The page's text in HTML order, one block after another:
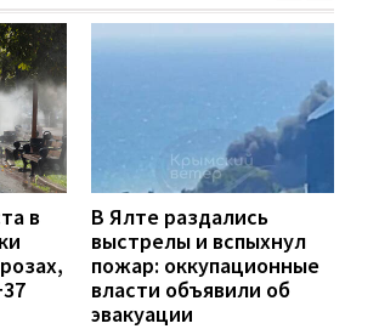
в
В Ялте раздались
выстрелы и вспыхнул
пожар: оккупационные
власти объявили об
эвакуации